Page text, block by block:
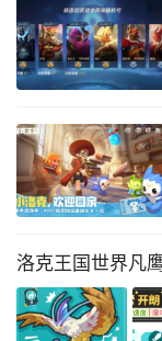
洛克王国世界凡